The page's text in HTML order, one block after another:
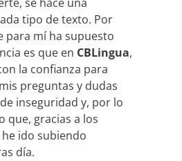
tipo de texto. Por
para mí ha supuesto
es que en CBLingua,
la confianza para
preguntas y dudas
inseguridad y, por lo
que, gracias a los
ido subiendo
día.